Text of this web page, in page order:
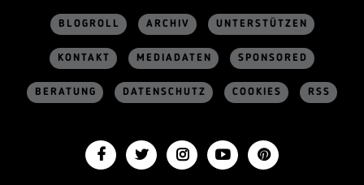
BLOGROLL ARCHIV UNTERSTÜTZEN
KONTAKT MEDIADATEN SPONSORED
BERATUNG DATENSCHUTZ COOKIES RSS